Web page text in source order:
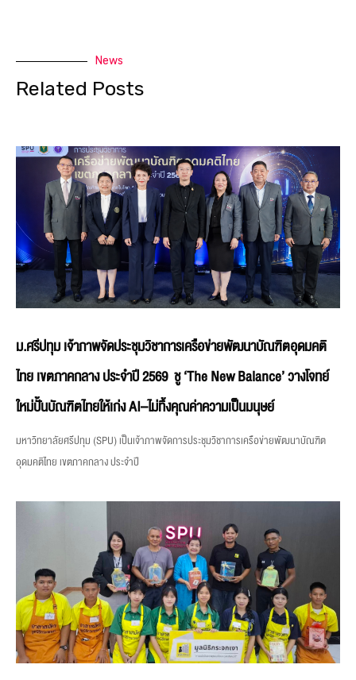
News
Related Posts
ม.ศรีปทุม เจ้าภาพจัดประชุมวิชาการเครือข่ายพัฒนาบัณฑิตอุดมคติ
ไทย เขตภาคกลาง ประจำปี 2569 ชู ‘The New Balance’ วางโจทย์
ใหม่ปั้นบัณฑิตไทยให้เก่ง AI–ไม่ทิ้งคุณค่าความเป็นมนุษย์
มหาวิทยาลัยศรีปทุม (SPU) เป็นเจ้าภาพจัดการประชุมวิชาการเครือข่ายพัฒนาบัณฑิต
อุดมคติไทย เขตภาคกลาง ประจำปี